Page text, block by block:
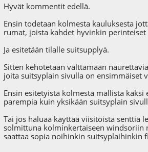
Hyvät kommentit edellä.
Ensin todetaan kolmesta kauluksesta
rumat, joista kahdet hyvinkin perinteiset
Ja esitetään tilalle suitsupplyä.
Sitten kehotetaan välttämään
joita suitsyplain sivulla on ensimmäiset
Ensin esitetyistä kolmesta mallista kaksi
parempia kuin yksikään suitsyplain
Tai jos haluaa käyttää viisitoista senttiä
solmittuna kolminkertaiseen windsoriin
saattaa sopia noihinkin suitsyplaihinkin